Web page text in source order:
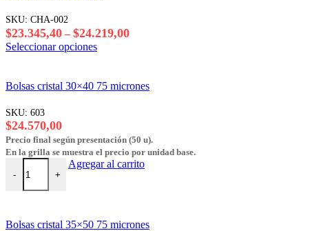
SKU: CHA-002
$23.345,40 – $24.219,00Rango
hasta
Seleccionar opcionesEste
varias
pueden
elegir
en
producto
Bolsas cristal 30×40 75 micrones
SKU: 603
$24.570,00
Precio final según presentación (50 u).
En la grilla se muestra el precio por unidad base.
-
Bolsas cristal 30x40 75 micrones cantidad
+
Agregar al carrito
Bolsas cristal 35×50 75 micrones